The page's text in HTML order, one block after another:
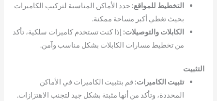
التخطيط للمواقع: حدد الأماكن المناسبة لتركيب الكاميرات
بحيث تغطي أكبر مساحة ممكنة.
الكابلات والتوصيلات: إذا كنت تستخدم كاميرات سلكية، تأكد
من تخطيط مسارات الكابلات بشكل مناسب وآمن.
التثبيت
تثبيت الكاميرات: قم بتثبيت الكاميرات في الأماكن
المحددة، وتأكد من أنها مثبتة بشكل جيد لتجنب الاهتزازات.